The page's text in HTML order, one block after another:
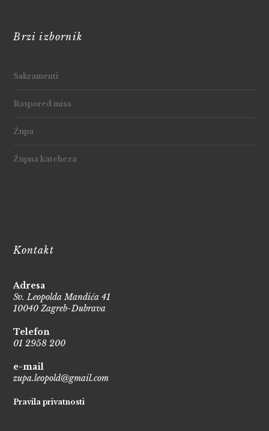
Brzi izbornik
Sakramenti
Raspored misa
Župa
Župna kateheza
Kontakt
Adresa
Sv. Leopolda Mandića 41
10040 Zagreb-Dubrava
Telefon
01 2958 200
e-mail
zupa.leopold@gmail.com
Pravila privatnosti